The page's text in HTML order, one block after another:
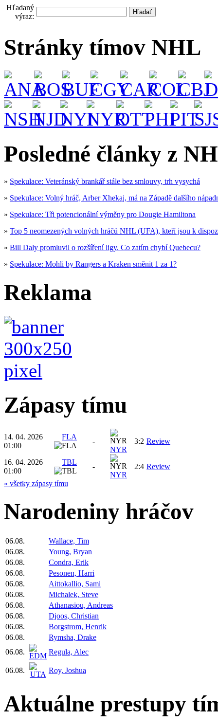
Hľadaný
výraz:
Stránky tímov NHL
Posledné články z
» Spekulace: Veteránský brankář stále bez smlouvy, trh vysychá
» Spekulace: Volný hráč, Arber Xhekaj, má na Západě dalšího
» Spekulace: Tři potencionální výměny pro Dougie Hamiltona
» Top 5 neomezených volných hráčů NHL (UFA), kteří jsou k
» Bill Daly promluvil o rozšíření ligy. Co zatím chybí Quebecu?
» Spekulace: Mohli by Rangers a Kraken směnit 1 za 1?
Reklama
Zápasy tímu
14. 04. 2026
01:00
FLA
-
NYR
3:2 Review
16. 04. 2026
01:00
TBL
-
NYR
2:4 Review
» všetky zápasy tímu
Narodeniny hráčov
06.08.
Wallace, Tim
06.08.
Young, Bryan
06.08.
Condra, Erik
06.08.
Pesonen, Harri
06.08.
Aittokallio, Sami
06.08.
Michalek, Steve
06.08.
Athanasiou, Andreas
06.08.
Djoos, Christian
06.08.
Borgstrom, Henrik
06.08.
Rymsha, Drake
06.08.
Regula, Alec
06.08. Roy, Joshua
Aktuálne prestupy